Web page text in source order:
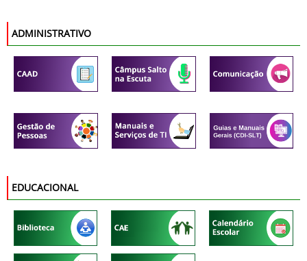
ADMINISTRATIVO
EDUCACIONAL